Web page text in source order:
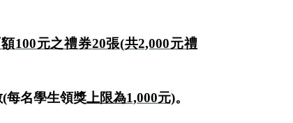
100元之禮券20張(共2,000元禮
(每名學生領獎上限為1,000元)。